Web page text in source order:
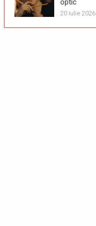
optic
20 iulie 2026